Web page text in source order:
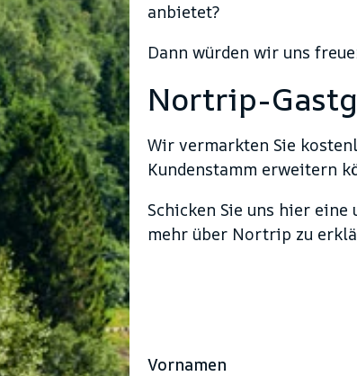
anbietet?
Dann würden wir uns
Nortrip-
Wir vermarkten Sie
Kundenstamm erweitern
Schicken Sie uns hier
mehr über Nortrip zu
Vornamen